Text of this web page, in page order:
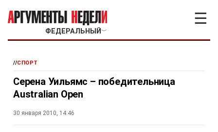
ФЕДЕРАЛЬНЫЙ ﹀
☰
//СПОРТ
Серена Уильямс – победительница
Australian Open
30 января 2010, 14:46